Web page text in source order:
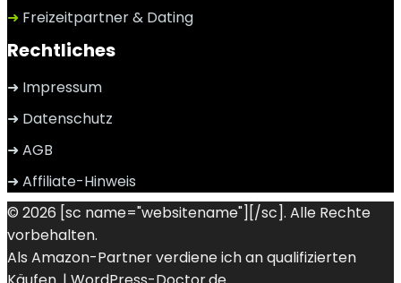
➜ Freizeitpartner & Dating
Rechtliches
➜ Impressum
➜ Datenschutz
➜ AGB
➜ Affiliate-Hinweis
© 2026 [sc name="websitename"][/sc]. Alle Rechte
vorbehalten.
Als Amazon-Partner verdiene ich an qualifizierten